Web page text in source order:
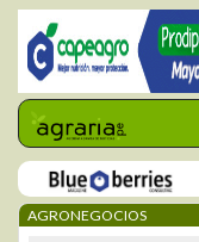
AGRONEGOCIOS